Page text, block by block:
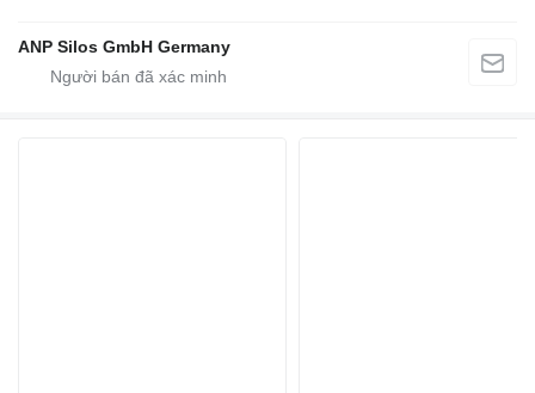
ANP Silos GmbH Germany